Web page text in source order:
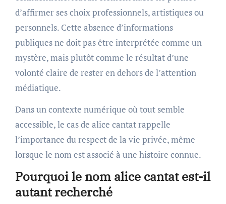
d’affirmer ses choix professionnels, artistiques ou
personnels. Cette absence d’informations
publiques ne doit pas être interprétée comme un
mystère, mais plutôt comme le résultat d’une
volonté claire de rester en dehors de l’attention
médiatique.
Dans un contexte numérique où tout semble
accessible, le cas de alice cantat rappelle
l’importance du respect de la vie privée, même
lorsque le nom est associé à une histoire connue.
Pourquoi le nom alice cantat est-il
autant recherché